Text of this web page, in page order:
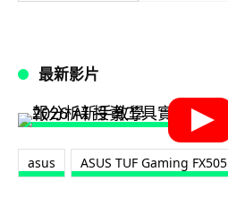
最新影片
asus ASUS TUF Gaming FX505